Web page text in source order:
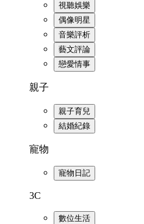
視聽娛樂
偶像明星
音樂評析
藝文評論
戀愛情事
親子
親子育兒
結婚紀錄
寵物
寵物日記
3C
數位生活